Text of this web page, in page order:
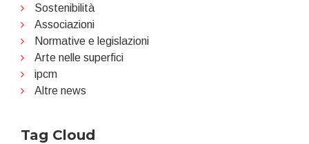
Sostenibilità
Associazioni
Normative e legislazioni
Arte nelle superfici
ipcm
Altre news
Tag Cloud